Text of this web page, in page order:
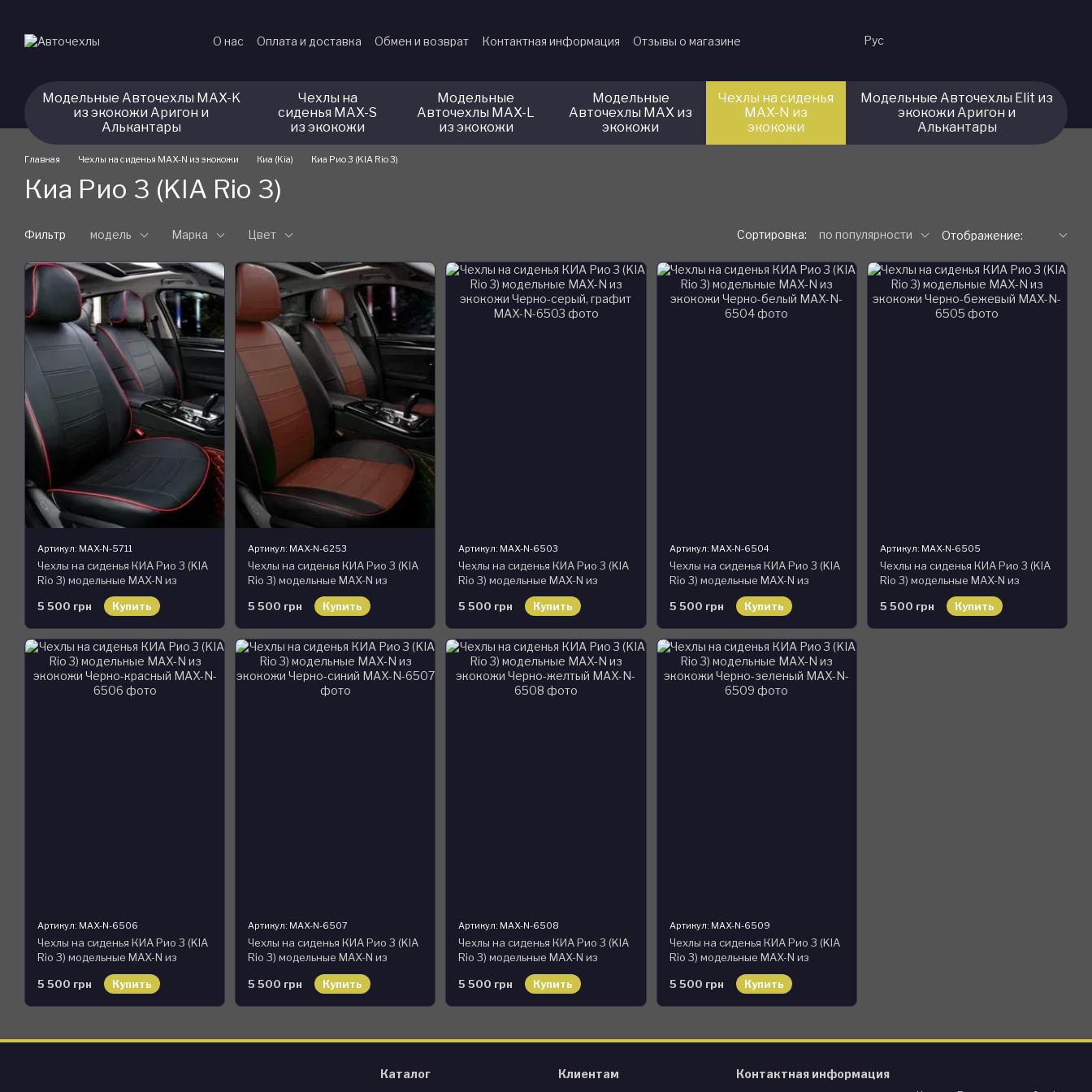
О нас Оплата и доставка Обмен и возврат Контактная информация Отзывы о магазине Рус
Модельные Авточехлы MAX-K
из экокожи Аригон и
Алькантары
Чехлы на
сиденья MAX-S
из экокожи
Модельные
Авточехлы MAX-L
из экокожи
Модельные
Авточехлы MAX из
экокожи
Чехлы на сиденья
MAX-N из
экокожи
Модельные Авточехлы Elit из
экокожи Аригон и
Алькантары
Главная Чехлы на сиденья MAX-N из экокожи Киа (Kia) Киа Рио 3 (KIA Rio 3)
Киа Рио 3 (KIA Rio 3)
Фильтр модель Марка Цвет Сортировка: по популярности Отображение:
Артикул: MAX-N-5711
Чехлы на сиденья КИА Рио 3 (KIA
Rio 3) модельные MAX-N из
5 500 грн
Купить
Артикул: MAX-N-6253
Чехлы на сиденья КИА Рио 3 (KIA
Rio 3) модельные MAX-N из
экокожи Черно-коричневый
5 500 грн
Купить
Артикул: MAX-N-6503
Чехлы на сиденья КИА Рио 3 (KIA
Rio 3) модельные MAX-N из
экокожи Черно-серый, графит
5 500 грн
Купить
Артикул: MAX-N-6504
Чехлы на сиденья КИА Рио 3 (KIA
Rio 3) модельные MAX-N из
экокожи Черно-белый
5 500 грн
Купить
Артикул: MAX-N-6505
Чехлы на сиденья КИА Рио 3 (KIA
Rio 3) модельные MAX-N из
экокожи Черно-бежевый
5 500 грн
Купить
Артикул: MAX-N-6506
Чехлы на сиденья КИА Рио 3 (KIA
Rio 3) модельные MAX-N из
экокожи Черно-красный
5 500 грн
Купить
Артикул: MAX-N-6507
Чехлы на сиденья КИА Рио 3 (KIA
Rio 3) модельные MAX-N из
экокожи Черно-синий
5 500 грн
Купить
Артикул: MAX-N-6508
Чехлы на сиденья КИА Рио 3 (KIA
Rio 3) модельные MAX-N из
экокожи Черно-желтый
5 500 грн
Купить
Артикул: MAX-N-6509
Чехлы на сиденья КИА Рио 3 (KIA
Rio 3) модельные MAX-N из
экокожи Черно-зеленый
5 500 грн
Купить
Каталог Клиентам Контактная информация